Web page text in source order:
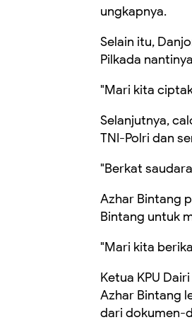
ungkapnya.
Selain itu,
Pilkada
"Mari kita
Selanjutnya,
TNI-Polri dan
"Berkat
Azhar Bintang
Bintang untuk
"Mari kita
Ketua KPU
Azhar Bintang
dari dokumen-